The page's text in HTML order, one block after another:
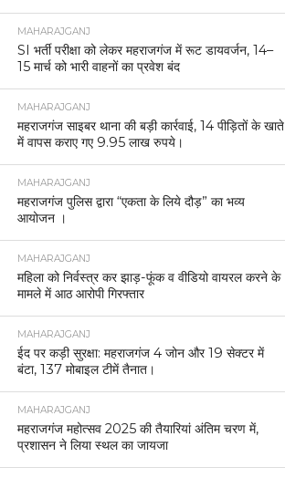
MAHARAJGANJ
SI भर्ती परीक्षा को लेकर महराजगंज में रूट डायवर्जन, 14–
15 मार्च को भारी वाहनों का प्रवेश बंद
MAHARAJGANJ
महराजगंज साइबर थाना की बड़ी कार्रवाई, 14 पीड़ितों के खाते
में वापस कराए गए 9.95 लाख रुपये।
MAHARAJGANJ
महराजगंज पुलिस द्वारा “एकता के लिये दौड़” का भव्य
आयोजन ।
MAHARAJGANJ
महिला को निर्वस्त्र कर झाड़-फूंक व वीडियो वायरल करने के
मामले में आठ आरोपी गिरफ्तार
MAHARAJGANJ
ईद पर कड़ी सुरक्षा: महराजगंज 4 जोन और 19 सेक्टर में
बंटा, 137 मोबाइल टीमें तैनात।
MAHARAJGANJ
महराजगंज महोत्सव 2025 की तैयारियां अंतिम चरण में,
प्रशासन ने लिया स्थल का जायजा